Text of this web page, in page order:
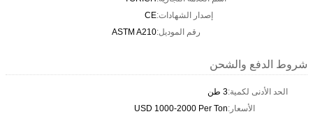
إصدار الشهادات:CE
رقم الموديل:ASTM A210
شروط الدفع والشحن
الحد الأدنى لكمية:3 طن
الأسعار:USD 1000-2000 Per Ton